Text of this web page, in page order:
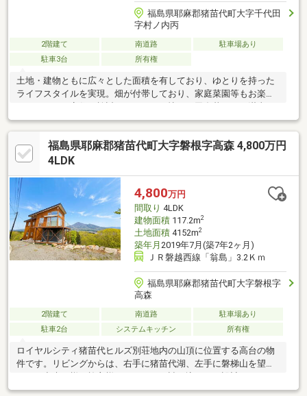
福島県耶麻郡猪苗代町大字千代田
字村ノ内丙
2階建て 南道路
駐車場あり
駐車3台
所有権
土地・建物ともに広々とした面積を有しており、ゆとりを持った
ライフスタイルを実現。畑が付帯しており、家庭菜園等もお楽し
福島県耶麻郡猪苗代町大字磐根字高森 4,800万円
4LDK
4,800万円
間取り 4LDK
建物面積117.2m2
土地面積4152m2
築年月 2019年7月(築7年2ヶ月)
ＪＲ磐越西線「翁島」3.2Ｋｍ
福島県耶麻郡猪苗代町大字磐根字
高森
2階建て 南道路
駐車場あり
駐車2台
システムキッチン 所有権
ロイヤルシティ猪苗代ヒルズ別荘地内の山頂に位置する高台の物
件です。リビングからは、右手に猪苗代湖、左手に磐梯山を望む
ことが出来る様に施主様のこだわりが詰め込まれた設計がされて
おります。雄大な磐梯山と美しい猪苗代湖を擁するこの別荘で、